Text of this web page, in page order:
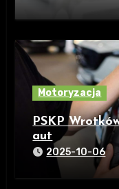
Motoryzacja
PSKP
aut
2025-10-06